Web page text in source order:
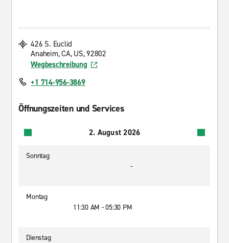
426 S. Euclid
Anaheim, CA, US, 92802
Wegbeschreibung
+1 714-956-3869
Öffnungszeiten und Services
2. August 2026
Sonntag
-
Montag
11:30 AM - 05:30 PM
Dienstag